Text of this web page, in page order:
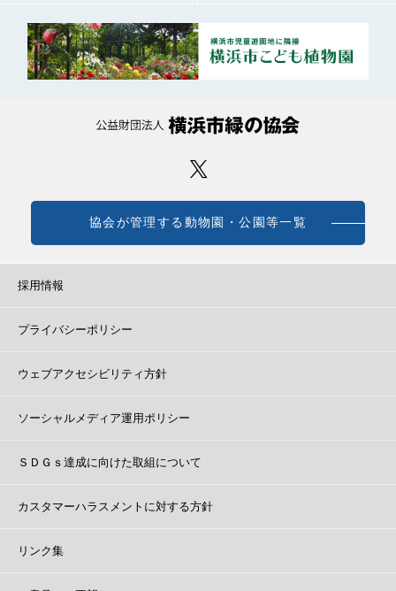
協会が管理する動物園・公園等一覧
採用情報
プライバシーポリシー
ウェブアクセシビリティ方針
ソーシャルメディア運用ポリシー
ＳＤＧｓ達成に向けた取組について
カスタマーハラスメントに対する方針
リンク集